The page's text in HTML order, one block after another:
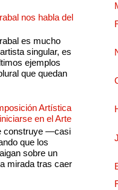
nos habla del
es mucho
singular, es
ejemplos
que quedan
Artística
en el Arte
construye —casi
que los
sobre un
mirada tras caer